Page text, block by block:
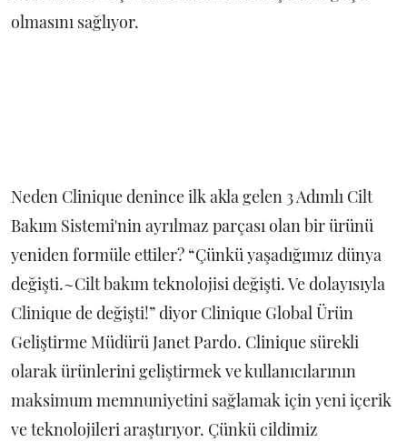
olmasını sağlıyor.
Neden Clinique denince ilk akla gelen 3 Adımlı Cilt
Bakım Sistemi'nin ayrılmaz parçası olan bir ürünü
yeniden formüle ettiler? “Çünkü yaşadığımız dünya
değişti.~Cilt bakım teknolojisi değişti. Ve dolayısıyla
Clinique de değişti!” diyor Clinique Global Ürün
Geliştirme Müdürü Janet Pardo. Clinique sürekli
olarak ürünlerini geliştirmek ve kullanıcılarının
maksimum memnuniyetini sağlamak için yeni içerik
ve teknolojileri araştırıyor. Çünkü cildimiz